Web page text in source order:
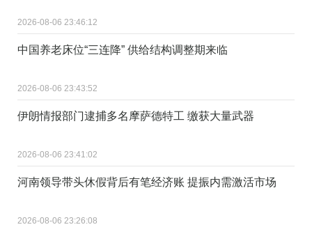
2026-08-06 23:46:12
中国养老床位“三连降” 供给结构调整期来临
2026-08-06 23:43:52
伊朗情报部门逮捕多名摩萨德特工 缴获大量武器
2026-08-06 23:41:02
河南领导带头休假背后有笔经济账 提振内需激活市场
2026-08-06 23:26:08